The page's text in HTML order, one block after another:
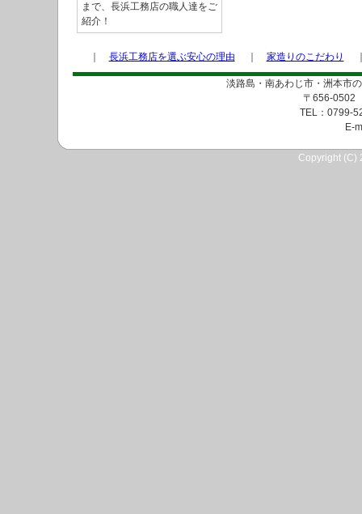
まで、長浜工務店の職人達をご
紹介！
長浜工務店を選ぶ安心の理由 家造りのこだわり
淡路島・南あわじ市・洲本市
〒656-0502
TEL：0799-
E-
Copyright (C)